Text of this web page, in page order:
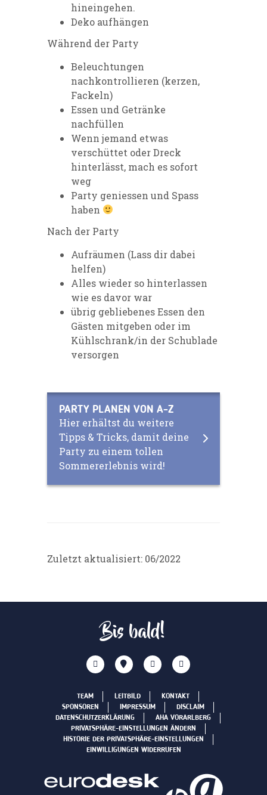
hineingehen.
Deko aufhängen
Während der Party
Beleuchtungen
nachkontrollieren (kerzen,
Fackeln)
Essen und Getränke
nachfüllen
Wenn jemand etwas
verschüttet oder Dreck
hinterlässt, mach es sofort
weg
Party geniessen und Spass
haben
Nach der Party
Aufräumen (Lass dir dabei
helfen)
Alles wieder so hinterlassen
wie es davor war
übrig gebliebenes Essen den
Gästen mitgeben oder im
Kühlschrank/in der Schublade
versorgen
PARTY PLANEN VON A-Z
Hier erhältst du weitere
Tipps & Tricks, damit deine
Party zu einem tollen
Sommererlebnis wird!
Zuletzt aktualisiert: 06/2022
Bis bald!
TEAM LEITBILD
KONTAKT
SPONSOREN
IMPRESSUM
DISCLAIM
DATENSCHUTZERKLÄRUNG
AHA VORARLBERG
PRIVATSPHÄRE-EINSTELLUNGEN ÄNDERN
HISTORIE DER PRIVATSPHÄRE-EINSTELLUNGEN
EINWILLIGUNGEN WIDERRUFEN